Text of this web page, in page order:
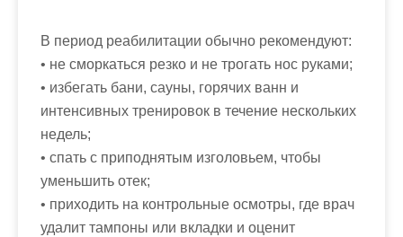
В период реабилитации обычно рекомендуют:
• не сморкаться резко и не трогать нос руками;
• избегать бани, сауны, горячих ванн и
интенсивных тренировок в течение нескольких
недель;
• спать с приподнятым изголовьем, чтобы
уменьшить отек;
• приходить на контрольные осмотры, где врач
удалит тампоны или вкладки и оценит